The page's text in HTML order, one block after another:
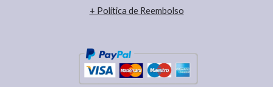
+ Política de Reembolso